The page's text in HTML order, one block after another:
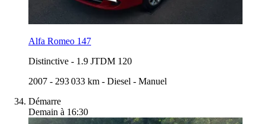
Alfa Romeo 147
Distinctive - 1.9 JTDM 120
2007 - 293 033 km - Diesel - Manuel
Démarre
Demain à 16:30